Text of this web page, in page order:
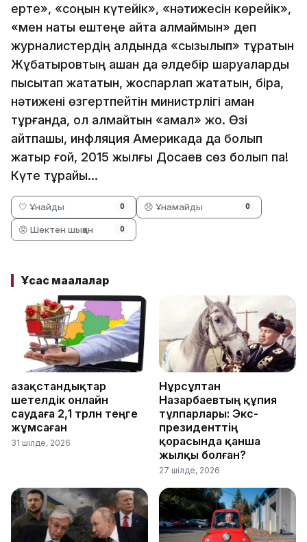
ерте», «соңын күтейік», «нәтижесін көрейік»,
«мен нақты ештеңе айта алмаймын» деп
журналистердің алдында «сызылып» тұратын
Жұбатыровтың қашан да әлдебір шаруаларды
пысықтап жататын, жоспарлап жататын, бірақ,
нәтижені өзгертпейтін министрлігі аман
тұрғанда, ол алмайтын «қамал» жоқ. Өзі
айтпақшы, инфляция Америкада да болып
жатыр ғой, 2015 жылғы Досаев сөз болып па!
Күте тұрайық...
🤍 Ұнайды 0 😞 Ұнамайды 0
😡 Шектен шыққан 0
Ұқсас мақалалар
Қазақстандықтар
шетелдік онлайн
саудаға 2,1 трлн теңге
жұмсаған
31 шілде, 2026
Нұрсұлтан
Назарбаевтың құпия
тұлпарлары: Экс-
президенттің
қорасында қанша
жылқы болған?
27 шілде, 2026